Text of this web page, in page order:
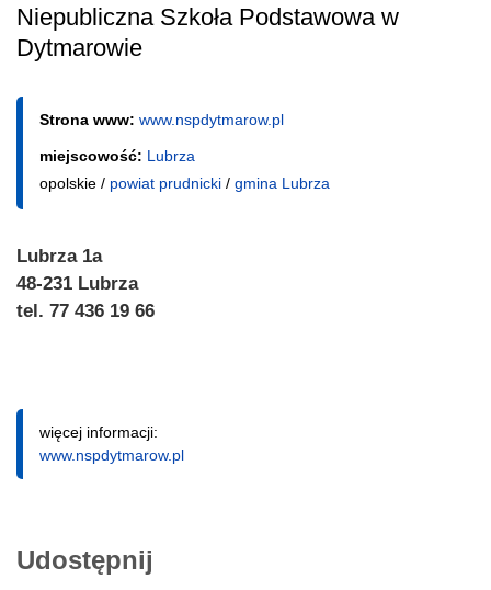
Niepubliczna Szkoła Podstawowa w
Dytmarowie
Strona www: www.nspdytmarow.pl
miejscowość: Lubrza
opolskie / powiat prudnicki / gmina Lubrza
Lubrza 1a
48-231 Lubrza
tel. 77 436 19 66
więcej informacji:
www.nspdytmarow.pl
Udostępnij